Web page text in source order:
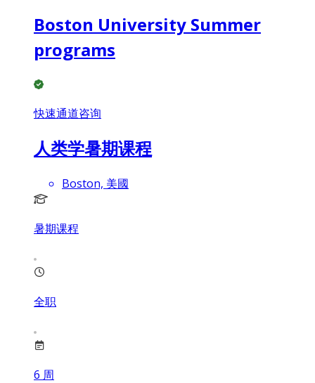
Boston University Summer
programs
快速通道咨询
人类学暑期课程
Boston, 美國
暑期课程
全职
6 周